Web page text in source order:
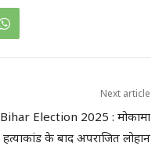
Next article
Bihar Election 2025 : मोकामा
हत्याकांड के बाद अपराजित लोहान